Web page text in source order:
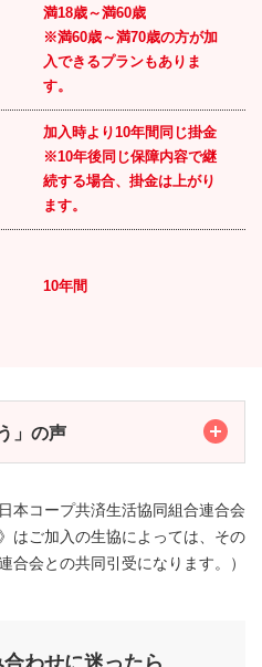
満18歳～満60歳
※満60歳～満70歳の方が加
入できるプランもありま
す。
加入時より10年間同じ掛金
※10年後同じ保障内容で継
続する場合、掛金は上がり
ます。
10年間
」の声
本コープ共済生活協同組合連合会
はご加入の生協によっては、その
合会との共同引受になります。）
わせに迷ったら